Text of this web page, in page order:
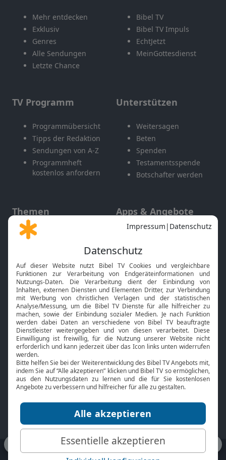
Mehr entdecken
Exklusiv
Genres
Alle Sendungen
Letzte Chance
Bibel TV
Bibel TV Impuls
EchtJetzt
MeinGottesdienst
TV Programm
Programmübersicht
Tipps der Redaktion
Sendungen von A-Z
Programmheft
kostenlos anfordern
Unterstützen
Weitersagen
Beten
Spenden
Testamentsspende
Botschafter werden
Themen
Gott und Bibel erklärt
Neuigkeiten
Apps & Angebote
Mobile App
Smart TV
HbbTV
Bibelthek Online-Bibel
Nächster Gottesdienst
Bibel TV
Über uns
Jobs
Mediadaten
Service
Kontakt
TV-Empfang
bibeltv.de: Impressum
Datenschutz